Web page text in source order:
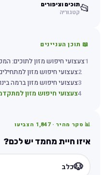
📂תוכים וציפורים
קטגוריה
📖 תוכן העניינים
צעצועי חיפוש מזון לתוכים:
2צעצועי חיפוש מזון למתחילים
צעצועי חיפוש מזון ברמה
צעצועי חיפוש מזון
📊 סקר מהיר · 1,847הצביעו
איזו חיית מחמד יש לכם?
🐶כלב